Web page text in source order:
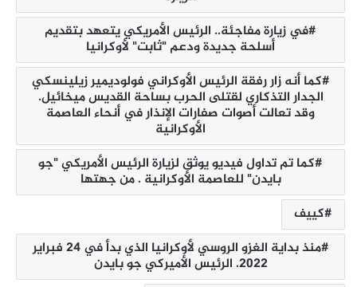
في زيارة مفاجئة.. الرئيس الأمريكي يتعهد بتقديم
أسلحة جديدة ودعم "ثابت" لأوكرانيا
كما أنه زار رفقة الرئيس الأوكراني فولوديمير زيلينسكي
الجدار التذكاري لقتلى الحرب بساحة القديس ميخائيل.
وقد تعالت أصوات صفارات الإنذار في أنحاء العاصمة
الأوكرانية
كما تم تداول فيديو يوثق لزيارة الرئيس الأمريكي "جو
بايدن" للعاصمة الأوكرانية . من جهتها
كييف
منذ بداية الغزو الروسي لأوكرانيا الذي بدأ في 24 فبراير
2022. الرئيس الأميركي جو بايدن